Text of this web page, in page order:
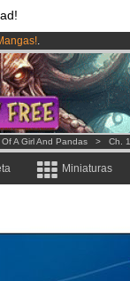
.
Premium ya
A Girl And Pandas > Ch. 1
Miniaturas